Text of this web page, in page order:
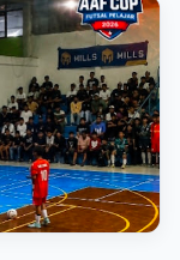
Siap
AAF Cup Series